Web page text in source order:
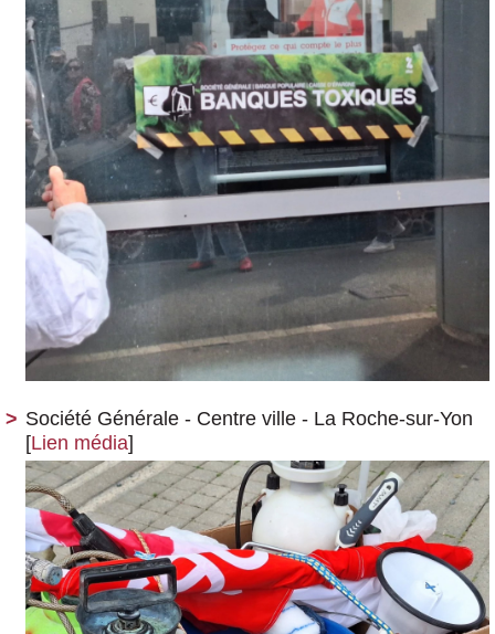
Société Générale - Centre ville - La Roche-sur-Yon
[Lien média]